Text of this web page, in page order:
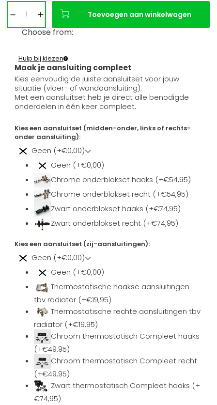
Toevoegen aan winkelwagen
Choose from:
Maak je aansluiting compleet
Hulp bij kiezen
Kies eenvoudig de juiste aansluitset voor jouw
situatie (vloer- of wandaansluiting).
Met een aansluitset heb je direct alle benodigde
onderdelen in één keer compleet.
Kies een aansluitset (midden-onder, links of rechts-
onder aansluiting):
Geen (+€0,00)
Geen (+€0,00)
Chrome onderblokset haaks (+€54,95)
Chrome onderblokset recht (+€54,95)
Zwart onderblokset haaks (+€74,95)
Zwart onderblokset recht (+€74,95)
Kies een aansluitset (zij-aansluitingen):
Geen (+€0,00)
Geen (+€0,00)
Thermostatische haakse aansluitingen
tbv radiator (+€19,95)
Thermostatische rechte aansluitingen tbv
radiator (+€19,95)
Chroom thermostatisch Compleet haaks
(+€49,95)
Chroom thermostatisch Compleet recht
(+€49,95)
Zwart thermostatisch Compleet haaks (+
€74,95)